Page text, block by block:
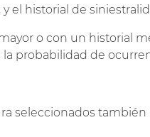
y el historial de
o con un historial
la probabilidad de
seleccionados